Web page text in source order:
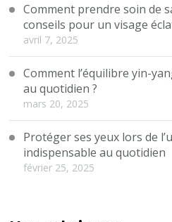
Comment prendre soin de
conseils pour un visage
avril 7, 2025
Comment l’équilibre yin-
au quotidien ?
mars 20, 2025
Protéger ses yeux lors de
indispensable au quotidien
février 25, 2025